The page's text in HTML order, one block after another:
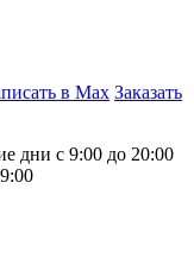
в Max Заказать
дни с 9:00 до 20:00